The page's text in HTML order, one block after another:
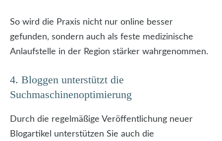
So wird die Praxis nicht nur online besser
gefunden, sondern auch als feste medizinische
Anlaufstelle in der Region stärker wahrgenommen.
4. Bloggen unterstützt die
Suchmaschinenoptimierung
Durch die regelmäßige Veröffentlichung neuer
Blogartikel unterstützen Sie auch die